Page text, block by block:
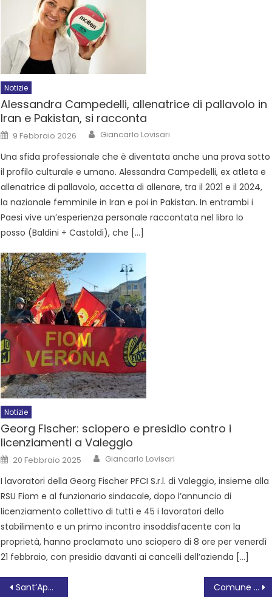
Notizie
Alessandra Campedelli, allenatrice di pallavolo in
Iran e Pakistan, si racconta
9 Febbraio 2026 Giancarlo Lovisari
Una sfida professionale che è diventata anche una prova sotto
il profilo culturale e umano. Alessandra Campedelli, ex atleta e
allenatrice di pallavolo, accetta di allenare, tra il 2021 e il 2024,
la nazionale femminile in Iran e poi in Pakistan. In entrambi i
Paesi vive un’esperienza personale raccontata nel libro Io
posso (Baldini + Castoldi), che […]
Notizie
Georg Fischer: sciopero e presidio contro i
licenziamenti a Valeggio
20 Febbraio 2025 Giancarlo Lovisari
I lavoratori della Georg Fischer PFCI S.r.l. di Valeggio, insieme alla
RSU Fiom e al funzionario sindacale, dopo l’annuncio di
licenziamento collettivo di tutti e 45 i lavoratori dello
stabilimento e un primo incontro insoddisfacente con la
proprietà, hanno proclamato uno sciopero di 8 ore per venerdì
21 febbraio, con presidio davanti ai cancelli dell’azienda […]
Sant’Apollinare, assistenza medica garantita Comune di Rovigo, avviso selezione personale